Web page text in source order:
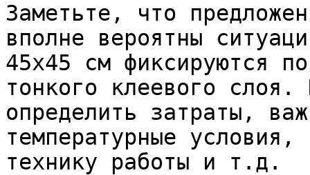
Заметьте, что
вполне вероятны
45х45 см фиксируются
тонкого клеевого
определить затраты,
температурные
технику работы и т.д.